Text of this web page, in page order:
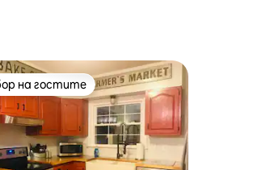
избор на гостите
на гостите